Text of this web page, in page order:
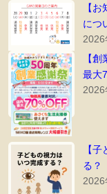
【
につ
2026
【
最大
2026
【
る？
2026